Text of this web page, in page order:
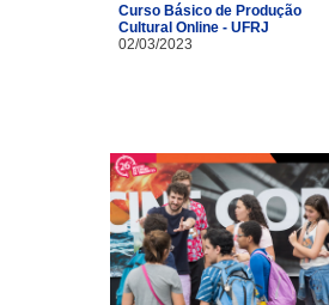
Curso Básico de Produção
Cultural Online - UFRJ
02/03/2023